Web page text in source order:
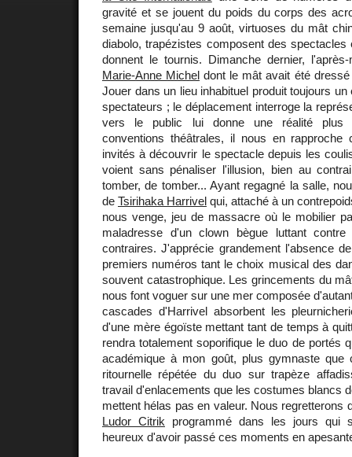
gravité et se jouent du poids du corps des
semaine jusqu'au 9 août, virtuoses du mât
diabolo, trapézistes composent des
donnent le tournis. Dimanche dernier,
Marie-Anne Michel dont le mât avait été
Jouer dans un lieu inhabituel produit toujours
spectateurs ; le déplacement interroge la
vers le public lui donne une réalité plus
conventions théâtrales, il nous en
invités à découvrir le spectacle depuis les
voient sans pénaliser l'illusion, bien au
tomber, de tomber... Ayant regagné la salle,
de Tsirihaka Harrivel qui, attaché à un
nous venge, jeu de massacre où le mobilier
maladresse d'un clown bègue luttant
contraires. J'apprécie grandement l'absence
premiers numéros tant le choix musical des
souvent catastrophique. Les grincements du
nous font voguer sur une mer composée
cascades d'Harrivel absorbent les
d'une mère égoïste mettant tant de temps à
rendra totalement soporifique le duo de portés
académique à mon goût, plus gymnaste que
ritournelle répétée du duo sur trapèze
travail d'enlacements que les costumes blancs
mettent hélas pas en valeur. Nous regretterons
Ludor Citrik programmé dans les jours qui
heureux d'avoir passé ces moments en